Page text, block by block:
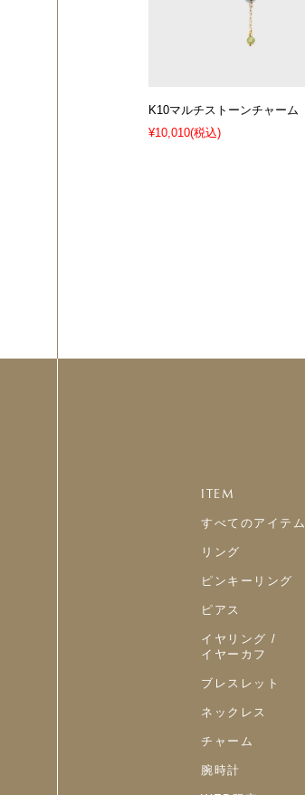
K10マルチストーンチャーム
¥10,010(税込)
ITEM
すべてのアイテム
リング
ピンキーリング
ピアス
イヤリング /
イヤーカフ
ブレスレット
ネックレス
チャーム
腕時計